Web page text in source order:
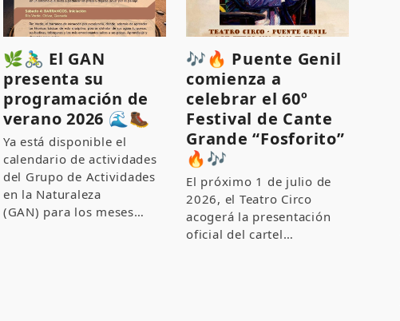
🌿🚴‍♂️ El GAN
presenta su
programación de
verano 2026 🌊🥾
Ya está disponible el
calendario de actividades
del Grupo de Actividades
en la Naturaleza
(GAN) para los meses…
🎶🔥 Puente Genil
comienza a
celebrar el 60º
Festival de Cante
Grande “Fosforito”
🔥🎶
El próximo 1 de julio de
2026, el Teatro Circo
acogerá la presentación
oficial del cartel…